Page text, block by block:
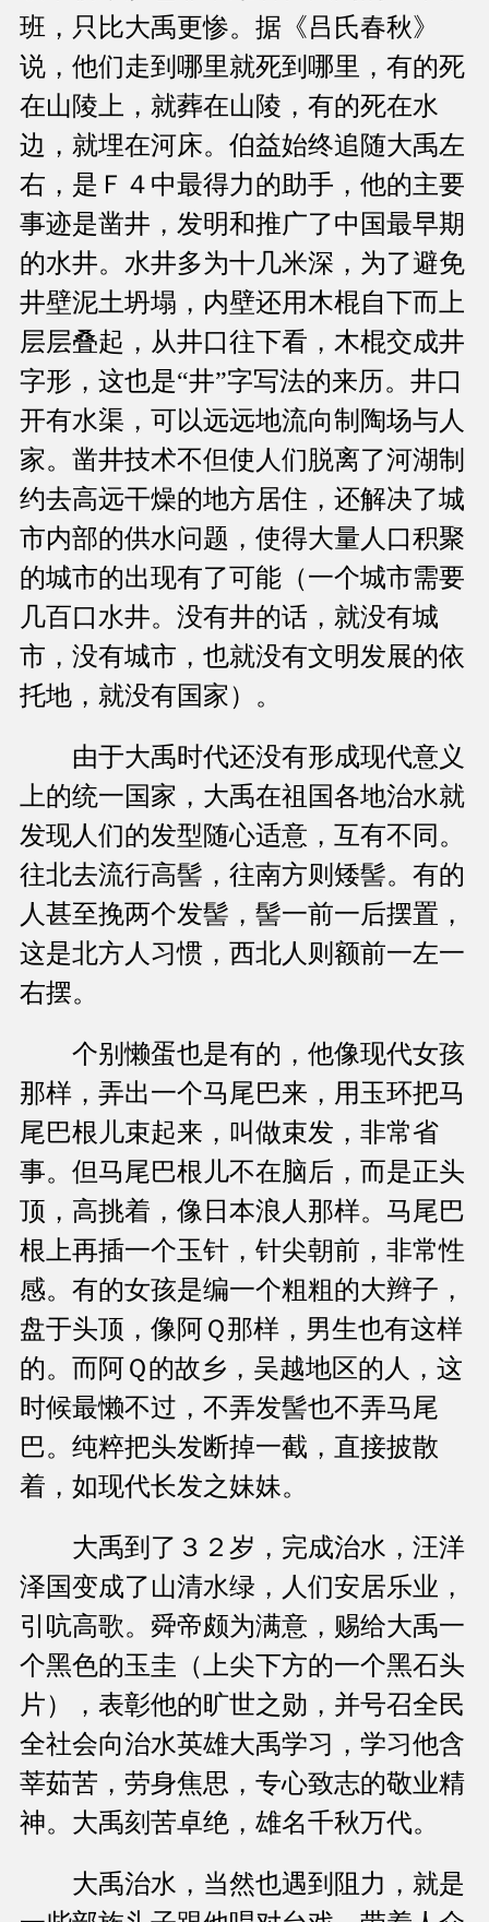
班，只比大禹更惨。据《吕氏春秋》
说，他们走到哪里就死到哪里，有的死
在山陵上，就葬在山陵，有的死在水
边，就埋在河床。伯益始终追随大禹左
右，是Ｆ４中最得力的助手，他的主要
事迹是凿井，发明和推广了中国最早期
的水井。水井多为十几米深，为了避免
井壁泥土坍塌，内壁还用木棍自下而上
层层叠起，从井口往下看，木棍交成井
字形，这也是“井”字写法的来历。井口
开有水渠，可以远远地流向制陶场与人
家。凿井技术不但使人们脱离了河湖制
约去高远干燥的地方居住，还解决了城
市内部的供水问题，使得大量人口积聚
的城市的出现有了可能（一个城市需要
几百口水井。没有井的话，就没有城
市，没有城市，也就没有文明发展的依
托地，就没有国家）。
由于大禹时代还没有形成现代意义
上的统一国家，大禹在祖国各地治水就
发现人们的发型随心适意，互有不同。
往北去流行高髻，往南方则矮髻。有的
人甚至挽两个发髻，髻一前一后摆置，
这是北方人习惯，西北人则额前一左一
右摆。
个别懒蛋也是有的，他像现代女孩
那样，弄出一个马尾巴来，用玉环把马
尾巴根儿束起来，叫做束发，非常省
事。但马尾巴根儿不在脑后，而是正头
顶，高挑着，像日本浪人那样。马尾巴
根上再插一个玉针，针尖朝前，非常性
感。有的女孩是编一个粗粗的大辫子，
盘于头顶，像阿Ｑ那样，男生也有这样
的。而阿Ｑ的故乡，吴越地区的人，这
时候最懒不过，不弄发髻也不弄马尾
巴。纯粹把头发断掉一截，直接披散
着，如现代长发之妹妹。
大禹到了３２岁，完成治水，汪洋
泽国变成了山清水绿，人们安居乐业，
引吭高歌。舜帝颇为满意，赐给大禹一
个黑色的玉圭（上尖下方的一个黑石头
片），表彰他的旷世之勋，并号召全民
全社会向治水英雄大禹学习，学习他含
莘茹苦，劳身焦思，专心致志的敬业精
神。大禹刻苦卓绝，雄名千秋万代。
大禹治水，当然也遇到阻力，就是